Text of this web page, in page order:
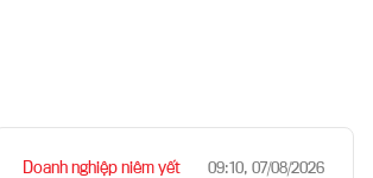
Doanh nghiệp niêm yết 09:10, 07/08/2026